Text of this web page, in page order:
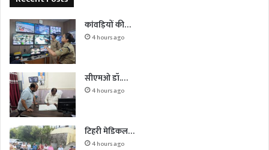
कांवड़ियों की…
4 hours ago
सीएमओ डॉ.…
4 hours ago
टिहरी मेडिकल…
4 hours ago